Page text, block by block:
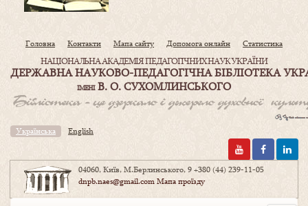
Головна Контакти Мапа сайту Допомога онлайн Статистика
НАЦІОНАЛЬНА АКАДЕМІЯ ПЕДАГОГІЧНИХ НАУК УКРАЇНИ
ДЕРЖАВНА НАУКОВО-ПЕДАГОГІЧНА БІБЛІОТЕКА
ІМЕНІВ. О. СУХОМЛИНСЬКОГО
Українська English
04060, Київ, М.Берлинського, 9+380 (44) 239-11-05
dnpb.naes@gmail.comМапа проїзду